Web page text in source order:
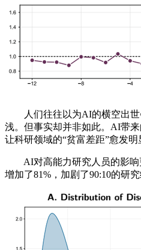
人们往往以为AI的横空出世
浅。但事实却并非如此。AI带
让科研领域的“贫富差距”愈发明
AI对高能力研究人员的影响
增加了81%，加剧了90:10的研